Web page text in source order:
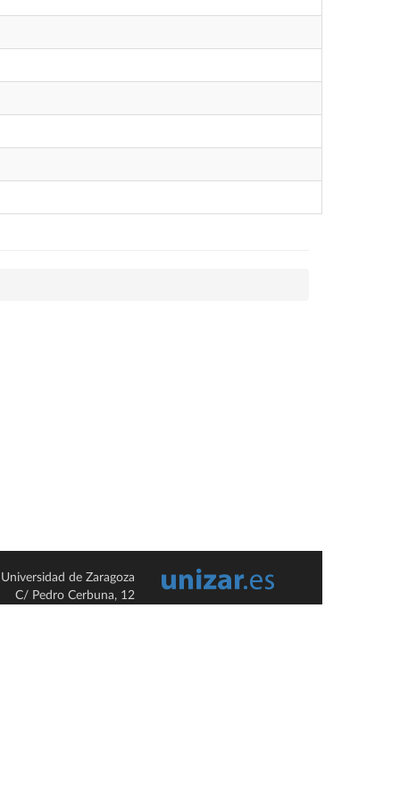
Universidad de Zaragoza
C/ Pedro Cerbuna, 12